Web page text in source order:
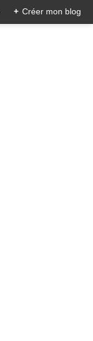
+ Créer mon blog